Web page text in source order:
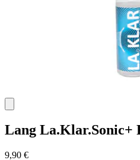
Lang La.Klar.Sonic+
9,90 €